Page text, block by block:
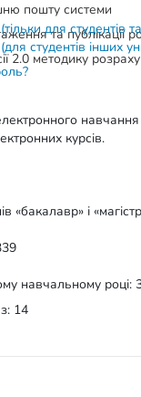
для студентів
студентів інших
пошту системи
та публікації
2.0 методику
курсів.
«бакалавр» і
навчальному році:
14